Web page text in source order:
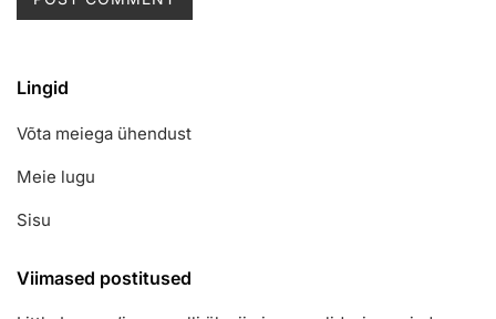
Lingid
Võta meiega ühendust
Meie lugu
Sisu
Viimased postitused